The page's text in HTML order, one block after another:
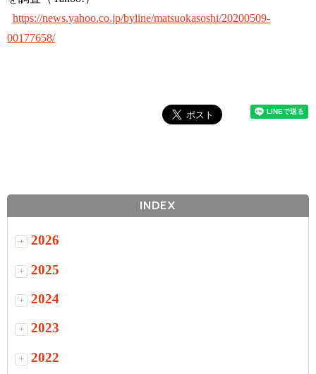
https://news.yahoo.co.jp/byline/matsuokasoshi/20200509-
00177658/
INDEX
+ 2026
+ 2025
+ 2024
+ 2023
+ 2022